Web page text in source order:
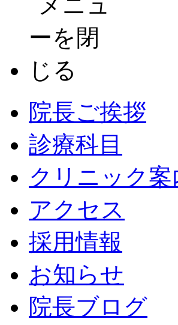
院長ご挨拶
診療科目
クリニック案
アクセス
採用情報
お知らせ
院長ブログ